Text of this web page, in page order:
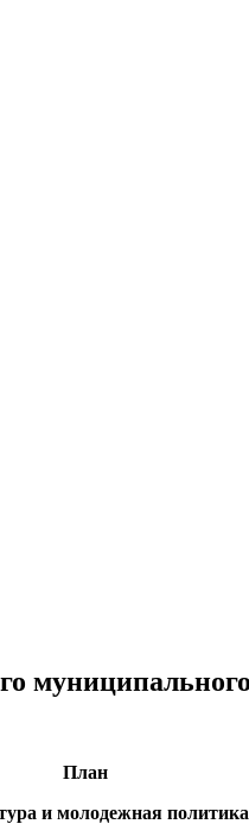
План
и молодежная